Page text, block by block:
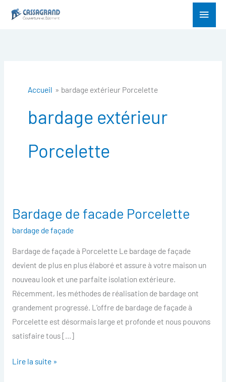
Menu
Accueil bardage extérieur Porcelette
bardage extérieur
Porcelette
Bardage de facade Porcelette
bardage de façade
Bardage de façade à Porcelette Le bardage de façade
devient de plus en plus élaboré et assure à votre maison un
nouveau look et une parfaite isolation extérieure.
Récemment, les méthodes de réalisation de bardage ont
grandement progressé. L’offre de bardage de façade à
Porcelette est désormais large et profonde et nous pouvons
satisfaire tous […]
Bardage
Porcelette
Lire la suite »